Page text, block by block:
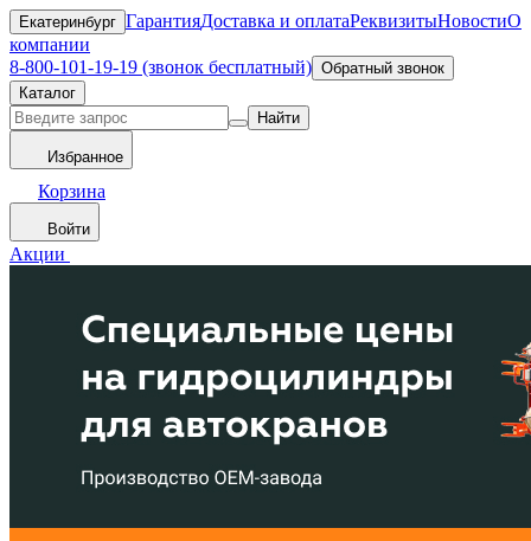
Екатеринбург ГарантияДоставка и оплатаРеквизитыНовостиО
компании
8-800-101-19-19 (звонок бесплатный) Обратный звонок
Каталог
Найти
Избранное
Корзина
Войти
Акции